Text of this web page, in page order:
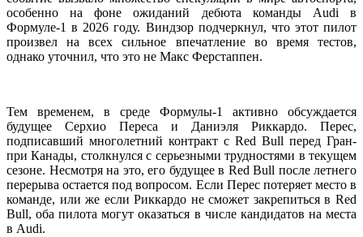
особенно на фоне ожиданий дебюта команды Audi в
Формуле-1 в 2026 году. Виндзор подчеркнул, что этот пилот
произвел на всех сильное впечатление во время тестов,
однако уточнил, что это не Макс Ферстаппен.
Тем временем, в среде Формулы-1 активно обсуждается
будущее Серхио Переса и Даниэля Риккардо. Перес,
подписавший многолетний контракт с Red Bull перед Гран-
при Канады, столкнулся с серьезными трудностями в текущем
сезоне. Несмотря на это, его будущее в Red Bull после летнего
перерыва остается под вопросом. Если Перес потеряет место в
команде, или же если Риккардо не сможет закрепиться в Red
Bull, оба пилота могут оказаться в числе кандидатов на места
в Audi.